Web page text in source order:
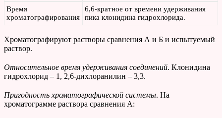
Время
хроматографирования
6,6-кратное от времени удерживания
пика клонидина гидрохлорида.
Хроматографируют растворы сравнения А и Б и испытуемый
раствор.
Относительное время удерживания соединений. Клонидина
гидрохлорид – 1, 2,6-дихлоранилин – 3,3.
Пригодность хроматографической системы. На
хроматограмме раствора сравнения А: